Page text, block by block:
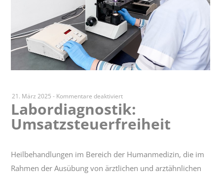
21. März 2025 - Kommentare deaktiviertfür
Labordiagnostik:
Umsatzsteuerfreiheit
Labordiagnostik:
Umsatzsteuerfreiheit
Heil­behand­lungen im Bereich der Human­medizin, die im
Rahmen der Ausübung von ärztlichen und arztähnlichen